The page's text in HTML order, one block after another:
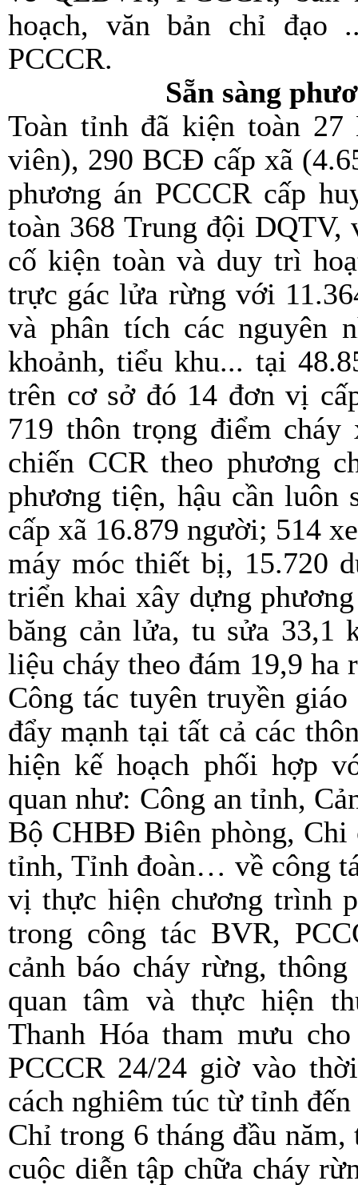
hoạch, văn bản chỉ đạo
PCCCR.
Sẵn sàng
Toàn tỉnh đã kiện toàn
viên), 290 BCĐ cấp xã
phương án PCCCR cấp
toàn 368 Trung đội DQTV,
cố kiện toàn và duy trì
trực gác lửa rừng với
và phân tích các nguyên
khoảnh, tiểu khu... tại
trên cơ sở đó 14 đơn vị
719 thôn trọng điểm
chiến CCR theo phương
phương tiện, hậu cần luôn
cấp xã 16.879 người; 514
máy móc thiết bị, 15.720
triển khai xây dựng
băng cản lửa, tu sửa 33,1
liệu cháy theo đám 19,9 ha
Công tác tuyên truyền
đẩy mạnh tại tất cả các
hiện kế hoạch phối hợp
quan như: Công an tỉnh,
Bộ CHBĐ Biên phòng,
tỉnh, Tỉnh đoàn… về công
vị thực hiện chương trình
trong công tác BVR,
cảnh báo cháy rừng,
quan tâm và thực hiện
Thanh Hóa tham mưu
PCCCR 24/24 giờ vào
cách nghiêm túc từ tỉnh
Chỉ trong 6 tháng đầu
cuộc diễn tập chữa cháy